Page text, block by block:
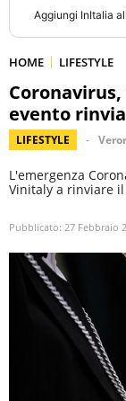
Aggiungi InItalia
HOME LIFESTYLE
evento
LIFESTYLE
L'emergenza
Vinitaly a rinviare il
Pubblicato: 27 Febbraio